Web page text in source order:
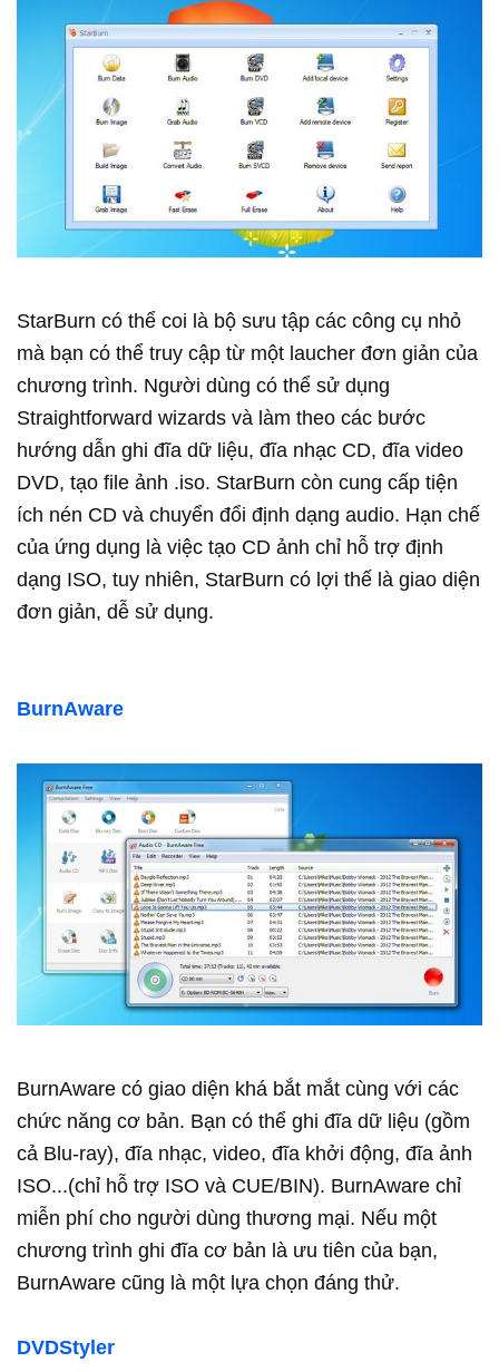
StarBurn có thể coi là bộ sưu tập các công cụ nhỏ
mà bạn có thể truy cập từ một laucher đơn giản của
chương trình. Người dùng có thể sử dụng
Straightforward wizards và làm theo các bước
hướng dẫn ghi đĩa dữ liệu, đĩa nhạc CD, đĩa video
DVD, tạo file ảnh .iso. StarBurn còn cung cấp tiện
ích nén CD và chuyển đổi định dạng audio. Hạn chế
của ứng dụng là việc tạo CD ảnh chỉ hỗ trợ định
dạng ISO, tuy nhiên, StarBurn có lợi thế là giao diện
đơn giản, dễ sử dụng.
BurnAware
BurnAware có giao diện khá bắt mắt cùng với các
chức năng cơ bản. Bạn có thể ghi đĩa dữ liệu (gồm
cả Blu-ray), đĩa nhạc, video, đĩa khởi động, đĩa ảnh
ISO...(chỉ hỗ trợ ISO và CUE/BIN). BurnAware chỉ
miễn phí cho người dùng thương mại. Nếu một
chương trình ghi đĩa cơ bản là ưu tiên của bạn,
BurnAware cũng là một lựa chọn đáng thử.
DVDStyler